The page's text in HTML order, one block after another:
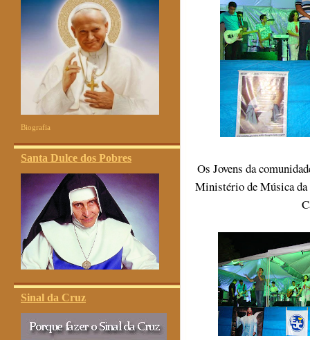
Biografia
Santa Dulce dos Pobres
Sinal da Cruz
Os Jovens da
Ministério de Música da